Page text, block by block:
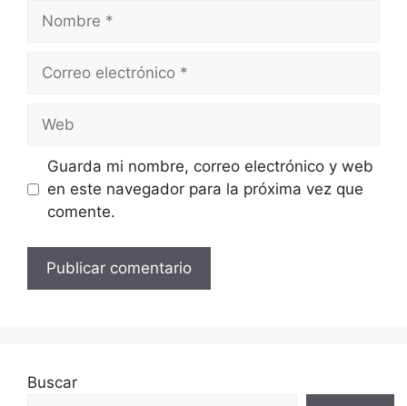
Nombre
Correo
Web
Guarda mi nombre, correo electrónico y web
en este navegador para la próxima vez que
comente.
Buscar